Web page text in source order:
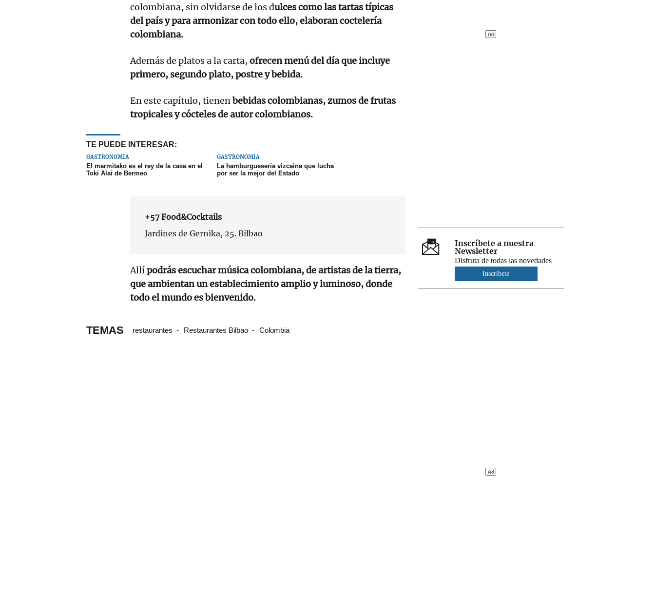
colombiana, sin olvidarse de los dulces como las tartas típicas
del país y para armonizar con todo ello, elaboran coctelería
colombiana.
Además de platos a la carta, ofrecen menú del día que incluye
primero, segundo plato, postre y bebida.
En este capítulo, tienenbebidas colombianas, zumos de frutas
tropicales y cócteles de autor colombianos.
TE PUEDE INTERESAR:
GASTRONOMÍA
El marmitako es el rey de la casa en el
Toki Alai de Bermeo
GASTRONOMÍA
La hamburguesería vizcaina que lucha
por ser la mejor del Estado
+57 Food&Cocktails
Jardines de Gernika, 25. Bilbao
Allípodrás escuchar música colombiana, de artistas de la tierra,
que ambientan un establecimiento amplio y luminoso, donde
todo el mundo es bienvenido.
TEMAS restaurantes Restaurantes Bilbao Colombia
Inscríbete a nuestra
Newsletter
Disfruta de todas las novedades
Inscríbete